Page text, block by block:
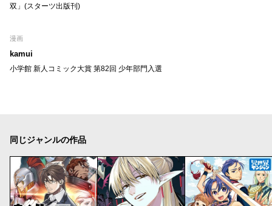
双」(スターツ出版刊)
漫画
kamui
小学館 新人コミック大賞 第82回 少年部門入選
同じジャンルの作品